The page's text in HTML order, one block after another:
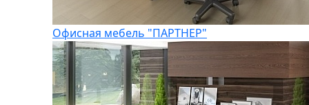
Офисная мебель "ПАРТНЕР"